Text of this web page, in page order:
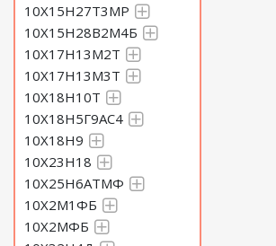
10Х15Н27Т3МР
10Х15Н28В2М4Б
10Х17Н13М2Т
10Х17Н13М3Т
10Х18Н10Т
10Х18Н5Г9АС4
10Х18Н9
10Х23Н18
10Х25Н6АТМФ
10Х2М1ФБ
10Х2МФБ